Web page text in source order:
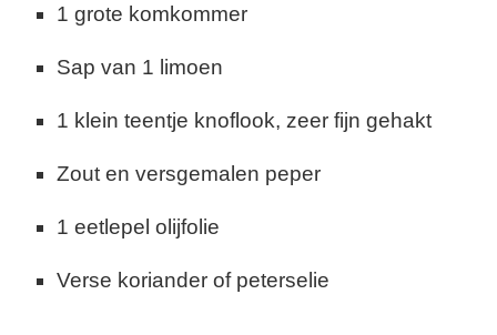
1 grote komkommer
Sap van 1 limoen
1 klein teentje knoflook, zeer fijn gehakt
Zout en versgemalen peper
1 eetlepel olijfolie
Verse koriander of peterselie